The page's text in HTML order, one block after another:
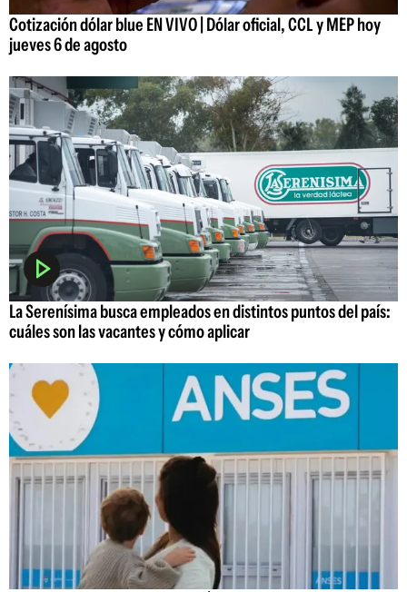
Cotización dólar blue EN VIVO | Dólar oficial, CCL y MEP hoy
jueves 6 de agosto
La Serenísima busca empleados en distintos puntos del país:
cuáles son las vacantes y cómo aplicar